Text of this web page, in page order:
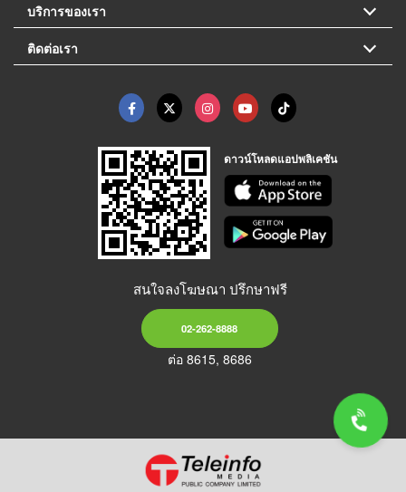
บริการของเรา
ติดต่อเรา
ดาวน์โหลดแอปพลิเคชัน
สนใจลงโฆษณา ปรึกษาฟรี
02-262-8888
ต่อ 8615, 8686